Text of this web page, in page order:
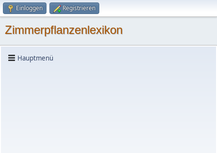
Einloggen Registrieren
Zimmerpflanzenlexikon
Hauptmenü